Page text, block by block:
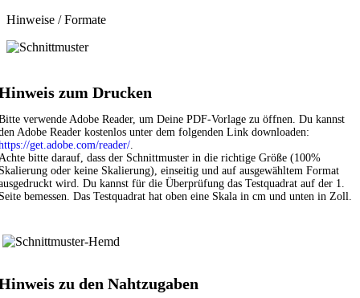
Hinweise / Formate
zum Drucken
verwende Adobe Reader, um Deine PDF-Vorlage zu öffnen. Du kannst
Adobe Reader kostenlos unter dem folgenden Link downloaden:
get.adobe.com/reader/.
bitte darauf, dass der Schnittmuster in die richtige Größe (100%
oder keine Skalierung), einseitig und auf ausgewähltem Format
wird. Du kannst für die Überprüfung das Testquadrat auf der 1.
bemessen. Das Testquadrat hat oben eine Skala in cm und unten in Zoll.
zu den Nahtzugaben